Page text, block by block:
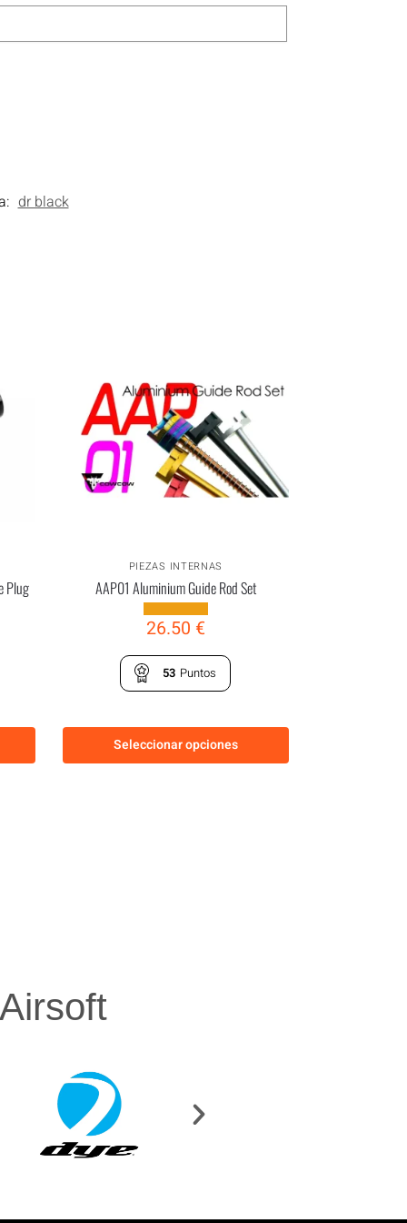
dr black
Plug
PIEZAS INTERNAS
AAP01 Aluminium Guide Rod Set
26.50 €
53 Puntos
Seleccionar opciones